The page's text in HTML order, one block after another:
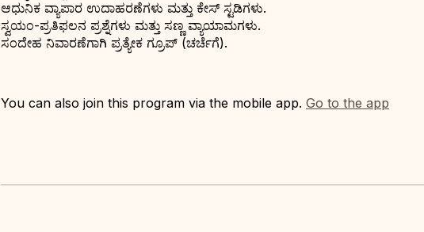
ಆಧುನಿಕ ವ್ಯಾಪಾರ ಉದಾಹರಣೆಗಳು ಮತ್ತು ಕೇಸ್ ಸ್ಟಡಿಗಳು.
ಸ್ವಯಂ-ಪ್ರತಿಫಲನ ಪ್ರಶ್ನೆಗಳು ಮತ್ತು ಸಣ್ಣ ವ್ಯಾಯಾಮಗಳು.
ಸಂದೇಹ ನಿವಾರಣೆಗಾಗಿ ಪ್ರತ್ಯೇಕ ಗ್ರೂಪ್ (ಚರ್ಚೆಗೆ).
You can also join this program via the mobile app. Go to the app